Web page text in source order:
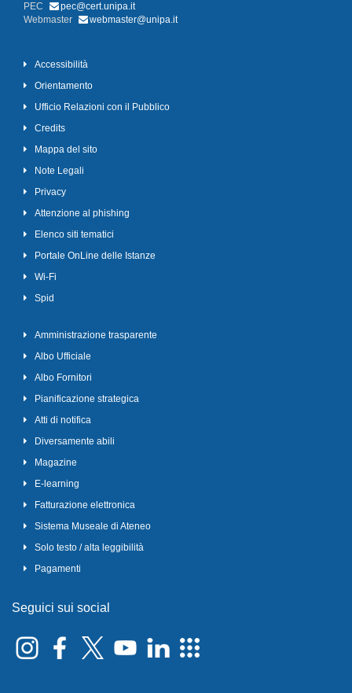
PEC
pec@cert.unipa.it
Webmaster
webmaster@unipa.it
Accessibilità
Orientamento
Ufficio Relazioni con il Pubblico
Credits
Mappa del sito
Note Legali
Privacy
Attenzione al phishing
Elenco siti tematici
Portale OnLine delle Istanze
Wi-Fi
Spid
Amministrazione trasparente
Albo Ufficiale
Albo Fornitori
Pianificazione strategica
Atti di notifica
Diversamente abili
Magazine
E-learning
Fatturazione elettronica
Sistema Museale di Ateneo
Solo testo / alta leggibilità
Pagamenti
Seguici sui social